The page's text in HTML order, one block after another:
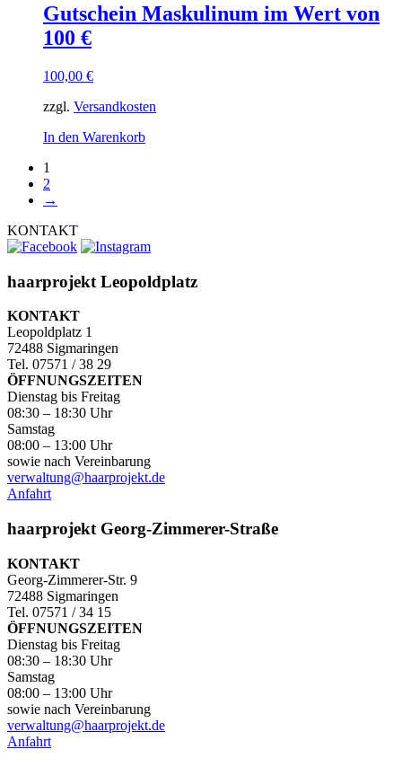
Gutschein Maskulinum im Wert von
100 €
100,00 €
zzgl. Versandkosten
In den Warenkorb
1
2
→
KONTAKT
haarprojekt Leopoldplatz
KONTAKT
Leopoldplatz 1
72488 Sigmaringen
Tel. 07571 / 38 29
ÖFFNUNGSZEITEN
Dienstag bis Freitag
08:30 – 18:30 Uhr
Samstag
08:00 – 13:00 Uhr
sowie nach Vereinbarung
verwaltung@haarprojekt.de
Anfahrt
haarprojekt Georg-Zimmerer-Straße
KONTAKT
Georg-Zimmerer-Str. 9
72488 Sigmaringen
Tel. 07571 / 34 15
ÖFFNUNGSZEITEN
Dienstag bis Freitag
08:30 – 18:30 Uhr
Samstag
08:00 – 13:00 Uhr
sowie nach Vereinbarung
verwaltung@haarprojekt.de
Anfahrt